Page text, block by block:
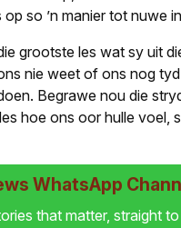
so ’n manier tot nuwe
grootste les wat sy uit
nie weet of ons nog
Begrawe nou die
hoe ons oor hulle voel,
WhatsApp
that matter, straight